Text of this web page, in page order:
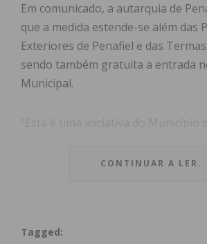
Em comunicado, a autarquia de
que a medida estende-se além das
Exteriores de Penafiel e das
sendo também gratuita a entrada
Municipal.
“Esta é uma iniciativa do Município
Instituto Português do Desporto e
aos 30 anos não pagam entrada nas
CONTINUAR A
Tagged: